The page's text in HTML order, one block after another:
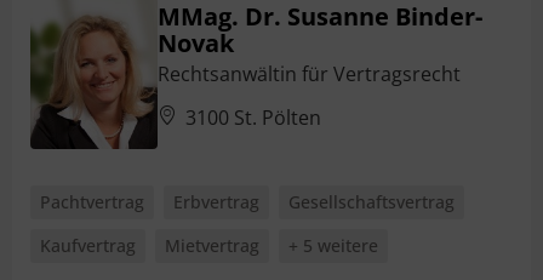
MMag. Dr. Susanne Binder-
Novak
Rechtsanwältin für Vertragsrecht
3100 St. Pölten
Pachtvertrag Erbvertrag
Gesellschaftsvertrag
Kaufvertrag
Mietvertrag + 5 weitere